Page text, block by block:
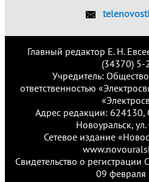
Главный редактор Е. Н.
(34370) 5-
Учредитель:
ответственностью
Адрес редакции: 624130,
Новоуральск,
Сетевое издание
Свидетельство о
09 февраля